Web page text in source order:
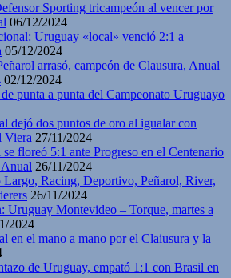
Sporting tricampeón al vencer por
06/12/2024
Uruguay «local» venció 2:1 a
05/12/2024
arrasó, campeón de Clausura, Anual
02/12/2024
punta a punta del Campeonato Uruguayo
dejó dos puntos de oro al igualar con
Viera 27/11/2024
floreó 5:1 ante Progreso en el Centenario
Anual 26/11/2024
Largo, Racing, Deportivo, Peñarol, River,
26/11/2024
Uruguay Montevideo – Torque, martes a
2024
en el mano a mano por el Claiusura y la
de Uruguay, empató 1:1 con Brasil en